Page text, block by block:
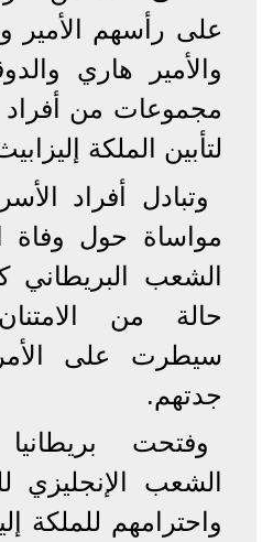
على رأسهم الأمير
والأمير هاري
مجموعات من أفراد
لتأبين الملكة
وتبادل أفراد
مواساة حول وفاة
الشعب
حالة من
سيطرت على
جدتهم.
وفتحت
الشعب الإنجليزي
واحترامهم للملكة